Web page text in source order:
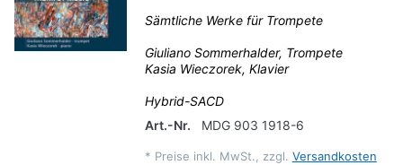
Sämtliche Werke für Trompete
Giuliano Sommerhalder, Trompete
Kasia Wieczorek, Klavier
Hybrid-SACD
Art.-Nr.
MDG 903 1918-6
* Preise inkl. MwSt., zzgl. Versandkosten